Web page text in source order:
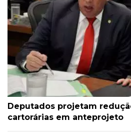
Deputados projetam
cartorárias em anteprojeto